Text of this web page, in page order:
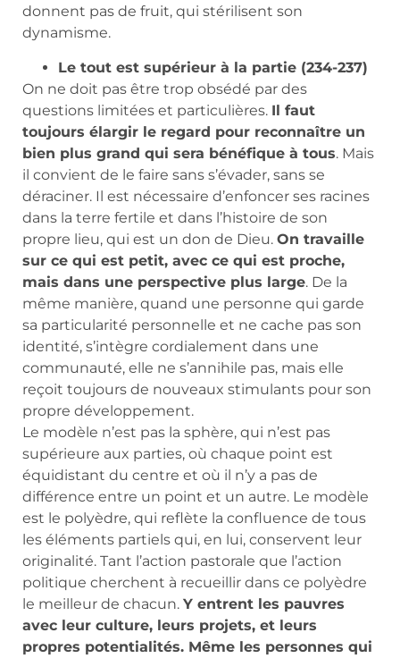
donnent pas de fruit, qui stérilisent son
dynamisme.
Le tout est supérieur à la partie (234-237)
On ne doit pas être trop obsédé par des
questions limitées et particulières. Il faut
toujours élargir le regard pour reconnaître un
bien plus grand qui sera bénéfique à tous. Mais
il convient de le faire sans s’évader, sans se
déraciner. Il est nécessaire d’enfoncer ses racines
dans la terre fertile et dans l’histoire de son
propre lieu, qui est un don de Dieu. On travaille
sur ce qui est petit, avec ce qui est proche,
mais dans une perspective plus large. De la
même manière, quand une personne qui garde
sa particularité personnelle et ne cache pas son
identité, s’intègre cordialement dans une
communauté, elle ne s’annihile pas, mais elle
reçoit toujours de nouveaux stimulants pour son
propre développement.
Le modèle n’est pas la sphère, qui n’est pas
supérieure aux parties, où chaque point est
équidistant du centre et où il n’y a pas de
différence entre un point et un autre. Le modèle
est le polyèdre, qui reflète la confluence de tous
les éléments partiels qui, en lui, conservent leur
originalité. Tant l’action pastorale que l’action
politique cherchent à recueillir dans ce polyèdre
le meilleur de chacun. Y entrent les pauvres
avec leur culture, leurs projets, et leurs
propres potentialités. Même les personnes qui